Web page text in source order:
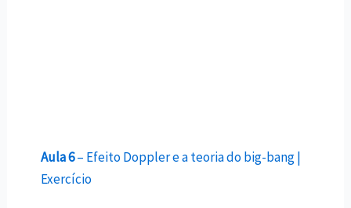
Aula 6– Efeito Doppler e a teoria do big-bang |
Exercício